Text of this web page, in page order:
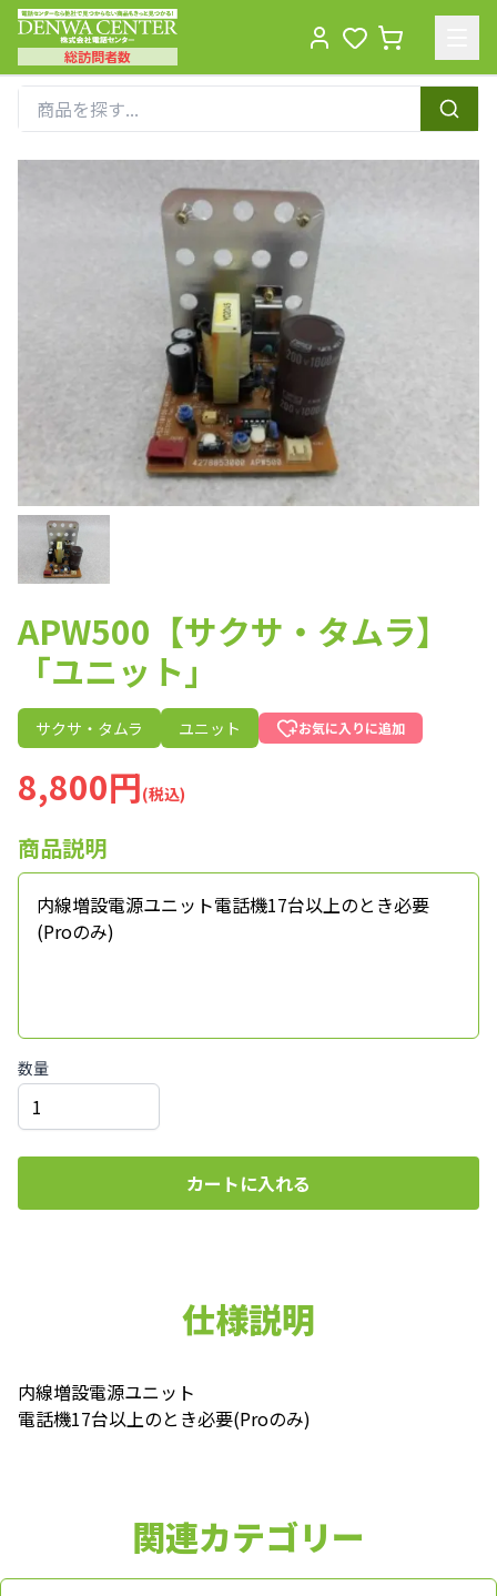
総訪問者数
APW500【サクサ・タムラ】
「ユニット」
サクサ・タムラ ユニット お気に入りに追加
8,800円(税込)
商品説明
内線増設電源ユニット電話機17台以上のとき必要
(Proのみ)
数量
カートに入れる
仕様説明
内線増設電源ユニット
電話機17台以上のとき必要(Proのみ)
関連カテゴリー